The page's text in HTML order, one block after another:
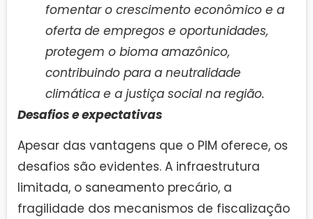
fomentar o crescimento econômico e a
oferta de empregos e oportunidades,
protegem o bioma amazônico,
contribuindo para a neutralidade
climática e a justiça social na região.
Desafios e expectativas
Apesar das vantagens que o PIM oferece, os
desafios são evidentes. A infraestrutura
limitada, o saneamento precário, a
fragilidade dos mecanismos de fiscalização